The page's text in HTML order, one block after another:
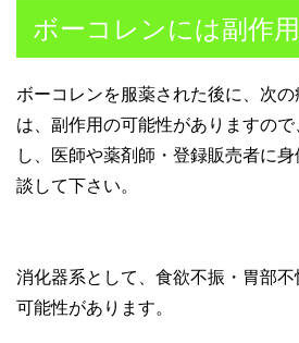
ボーコレンには副作
ボーコレンを服薬された後に、次
は、副作用の可能性がありますの
し、医師や薬剤師・登録販売者に
談して下さい。
消化器系として、食欲不振・胃部
可能性があります。